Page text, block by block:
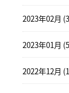
2023年02月
2023年01月
2022年12月